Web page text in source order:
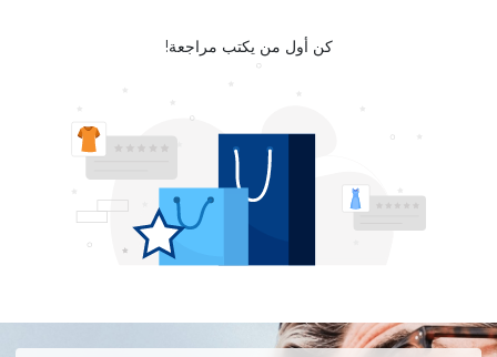
كن أول من يكتب مراجعة!